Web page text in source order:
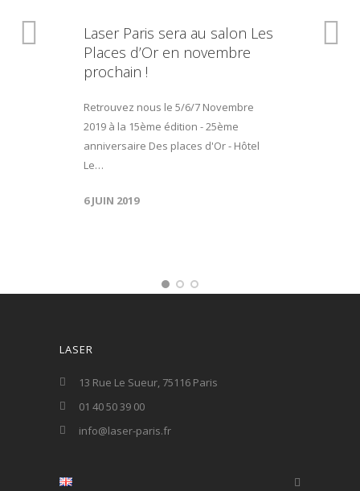
Laser Paris sera au salon Les
Places d’Or en novembre
prochain !
Retrouvez nous le 5/6/7 Novembre
2019 à la 15ème édition - 25ème
anniversaire Des places d'Or - Hôtel
Le…
6 JUIN 2019
LASER
13 Rue Le Sueur, 75116 Paris
01 40 50 39 00
info@laser-paris.fr